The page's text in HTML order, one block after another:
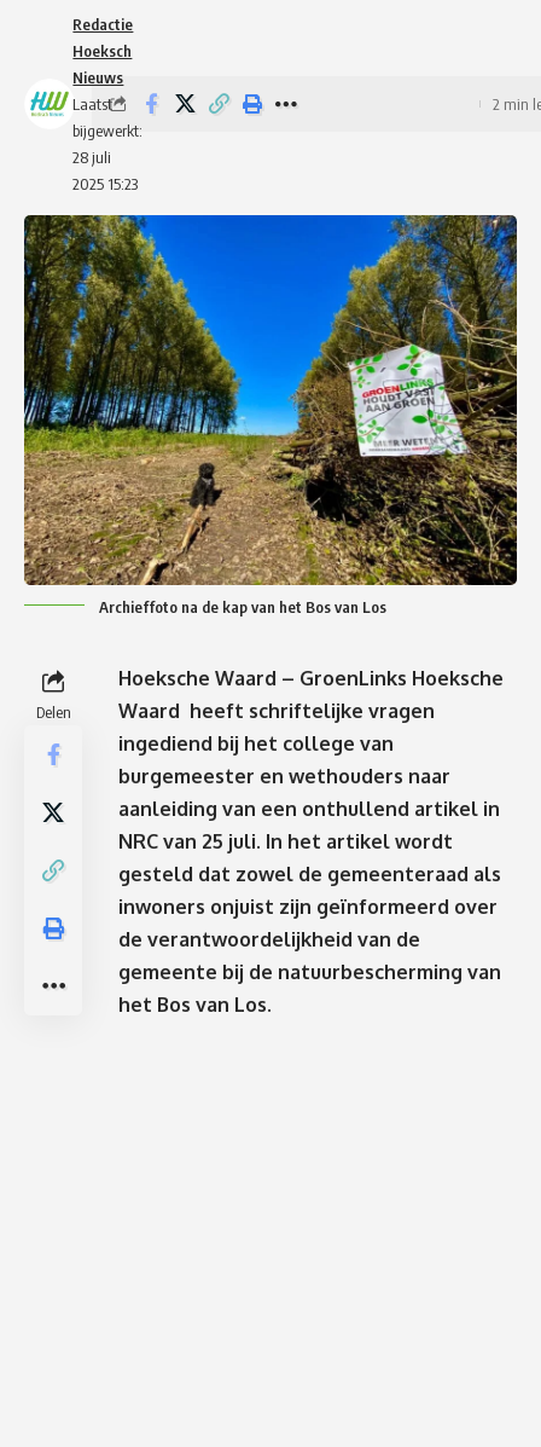
Laatst
bijgewerkt:
28 juli
2025 15:23
Redactie
Hoeksch
Nieuws
2 min
Archieffoto na de kap van het Bos van Los
Delen
Hoeksche Waard – GroenLinks Hoeksche
Waard heeft schriftelijke vragen
ingediend bij het college van
burgemeester en wethouders naar
aanleiding van een onthullend artikel in
NRC van 25 juli. In het artikel wordt
gesteld dat zowel de gemeenteraad als
inwoners onjuist zijn geïnformeerd over
de verantwoordelijkheid van de
gemeente bij de natuurbescherming van
het Bos van Los.